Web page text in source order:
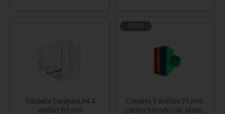
Carpeta Canguro A4 4
anillas 60 mm
Oferta
Carpeta 2 anillas 25 mm
cartón forrado col. plast.